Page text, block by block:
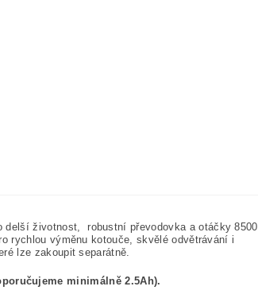
delší životnost, robustní převodovka a otáčky 8500
rychlou výměnu kotouče, skvělé odvětrávání i
lze zakoupit separátně.
minimálně 2.5Ah).